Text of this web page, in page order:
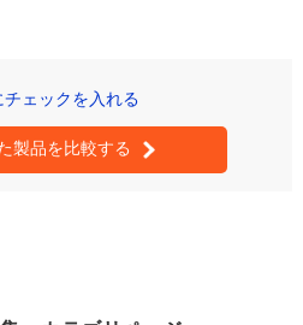
ェックを入れる
製品を比較する